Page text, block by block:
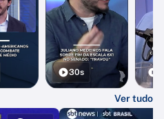
30s
Ver tudo